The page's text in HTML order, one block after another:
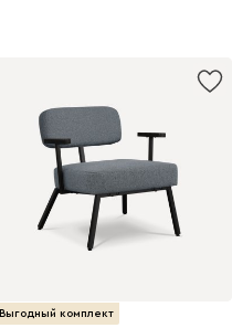
Выгодный комплект